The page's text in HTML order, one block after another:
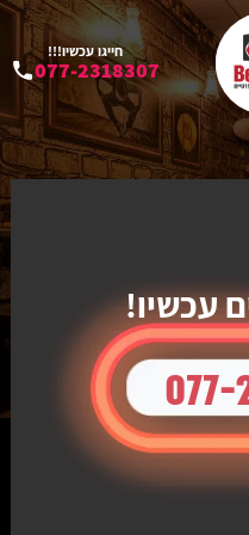
חייגו עכשיו!!!
077-2318307
עכשיו!
077-